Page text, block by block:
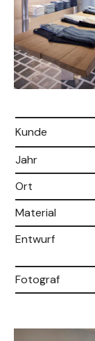
Kunde
Jahr
Ort
Material
Entwurf
Fotograf